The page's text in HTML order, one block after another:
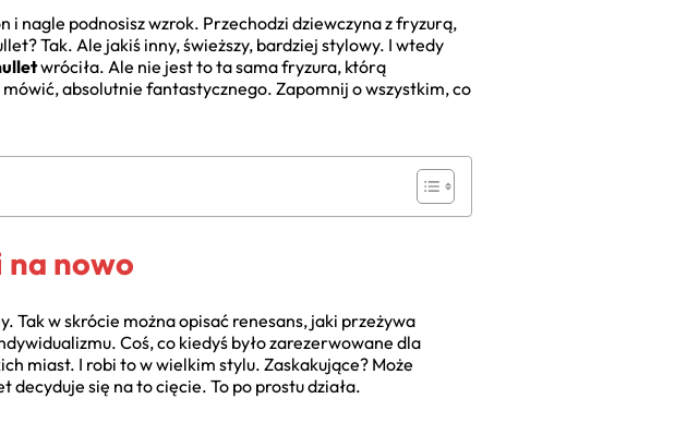
nagle podnosisz wzrok. Przechodzi dziewczyna z fryzurą,
Tak. Ale jakiś inny, świeższy, bardziej stylowy. I wtedy
wróciła. Ale nie jest to ta sama fryzura, którą
absolutnie fantastycznego. Zapomnij o wszystkim, co
nowo
Tak w skrócie można opisać renesans, jaki przeżywa
Coś, co kiedyś było zarezerwowane dla
miast. I robi to w wielkim stylu. Zaskakujące? Może
się na to cięcie. To po prostu działa.